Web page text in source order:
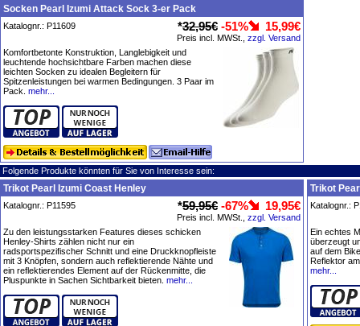
Socken Pearl Izumi Attack Sock 3-er Pack
Katalognr.: P11609 *32,95€ -51% 15,99€
Preis incl. MWSt., zzgl. Versand
Komfortbetonte Konstruktion, Langlebigkeit und
leuchtende hochsichtbare Farben machen diese
leichten Socken zu idealen Begleitern für
Spitzenleistungen bei warmen Bedingungen. 3 Paar im
Pack. mehr...
Folgende Produkte könnten für Sie von Interesse sein:
Trikot Pearl Izumi Coast Henley
Katalognr.: P11595 *59,95€ -67% 19,95€
Preis incl. MWSt., zzgl. Versand
Zu den leistungsstarken Features dieses schicken
Henley-Shirts zählen nicht nur ein
radsportspezifischer Schnitt und eine Druckknopfleiste
mit 3 Knöpfen, sondern auch reflektierende Nähte und
ein reflektierendes Element auf der Rückenmitte, die
Pluspunkte in Sachen Sichtbarkeit bieten. mehr...
Trikot
Katalognr.:
Ein echtes
überzeugt
auf dem
Reflektor
mehr...